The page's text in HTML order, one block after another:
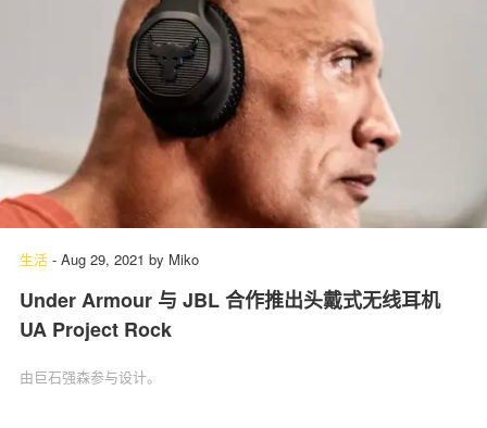
生活 - Aug 29, 2021 by Miko
Under Armour 与 JBL 合作推出头戴式无线耳机
UA Project Rock
由巨石强森参与设计。